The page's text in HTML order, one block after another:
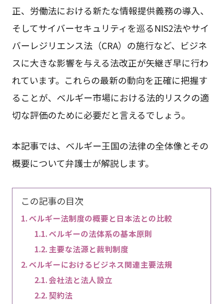
正、労働法における新たな情報提供義務の導入、
そしてサイバーセキュリティを巡るNIS2法やサイ
バーレジリエンス法（CRA）の施行など、ビジネ
スに大きな影響を与える法改正が矢継ぎ早に行わ
れています。これらの最新の動向を正確に把握す
ることが、ベルギー市場における法的リスクの適
切な評価のために必要だと言えるでしょう。
本記事では、ベルギー王国の法律の全体像とその
概要について弁護士が解説します。
この記事の目次
ベルギー法制度の概要と日本法との比較
ベルギーの法体系の基本原則
主要な法源と裁判制度
ベルギーにおけるビジネス関連主要法規
会社法と法人設立
契約法